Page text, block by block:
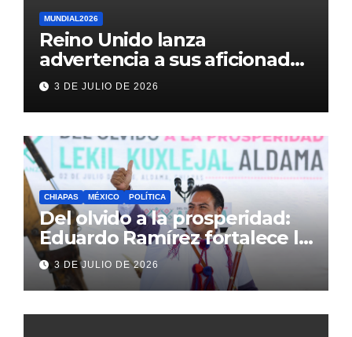
MUNDIAL2026
Reino Unido lanza
advertencia a sus aficionados
antes del México vs
Inglaterra en el Mundial 2026
3 DE JULIO DE 2026
CHIAPAS MÉXICO POLÍTICA
Del olvido a la prosperidad:
Eduardo Ramírez fortalece la
transformación de Aldama
con inversión histórica
3 DE JULIO DE 2026